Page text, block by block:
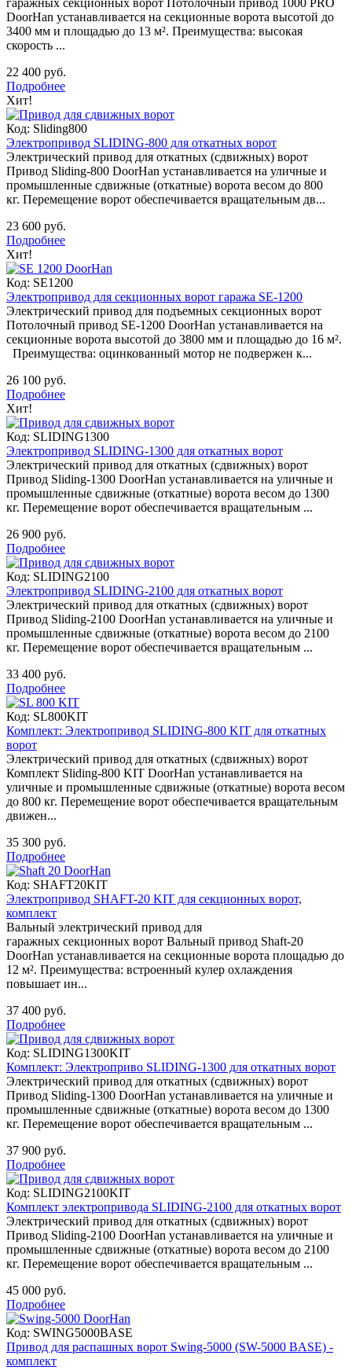
DoorHan устанавливается на секционные ворота высотой до
3400 мм и площадью до 13 м². Преимущества: высокая
скорость ...
22 400 руб.
Подробнее
Хит!
Код: Sliding800
Электропривод SLIDING-800 для откатных ворот
Электрический привод для откатных (сдвижных) ворот
Привод Sliding-800 DoorHan устанавливается на уличные и
промышленные сдвижные (откатные) ворота весом до 800
кг. Перемещение ворот обеспечивается вращательным дв...
23 600 руб.
Подробнее
Хит!
Код: SE1200
Электропривод для секционных ворот гаража SE-1200
Электрический привод для подъемных секционных ворот
Потолочный привод SE-1200 DoorHan устанавливается на
секционные ворота высотой до 3800 мм и площадью до 16 м².
Преимущества: оцинкованный мотор не подвержен к...
26 100 руб.
Подробнее
Хит!
Код: SLIDING1300
Электропривод SLIDING-1300 для откатных ворот
Электрический привод для откатных (сдвижных) ворот
Привод Sliding-1300 DoorHan устанавливается на уличные и
промышленные сдвижные (откатные) ворота весом до 1300
кг. Перемещение ворот обеспечивается вращательным ...
26 900 руб.
Подробнее
Код: SLIDING2100
Электропривод SLIDING-2100 для откатных ворот
Электрический привод для откатных (сдвижных) ворот
Привод Sliding-2100 DoorHan устанавливается на уличные и
промышленные сдвижные (откатные) ворота весом до 2100
кг. Перемещение ворот обеспечивается вращательным ...
33 400 руб.
Подробнее
Код: SL800KIT
Комплект: Электропривод SLIDING-800 KIT для откатных
ворот
Электрический привод для откатных (сдвижных) ворот
Комплект Sliding-800 KIT DoorHan устанавливается на
уличные и промышленные сдвижные (откатные) ворота весом
до 800 кг. Перемещение ворот обеспечивается вращательным
движен...
35 300 руб.
Подробнее
Код: SHAFT20KIT
Электропривод SHAFT-20 KIT для секционных ворот,
комплект
Вальный электрический привод для
гаражных секционных ворот Вальный привод Shaft-20
DoorHan устанавливается на секционные ворота площадью до
12 м². Преимущества: встроенный кулер охлаждения
повышает ин...
37 400 руб.
Подробнее
Код: SLIDING1300KIT
Комплект: Электроприво SLIDING-1300 для откатных ворот
Электрический привод для откатных (сдвижных) ворот
Привод Sliding-1300 DoorHan устанавливается на уличные и
промышленные сдвижные (откатные) ворота весом до 1300
кг. Перемещение ворот обеспечивается вращательным ...
37 900 руб.
Подробнее
Код: SLIDING2100KIT
Комплект электропривода SLIDING-2100 для откатных ворот
Электрический привод для откатных (сдвижных) ворот
Привод Sliding-2100 DoorHan устанавливается на уличные и
промышленные сдвижные (откатные) ворота весом до 2100
кг. Перемещение ворот обеспечивается вращательным ...
45 000 руб.
Подробнее
Код: SWING5000BASE
Привод для распашных ворот Swing-5000 (SW-5000 BASE) -
комплект